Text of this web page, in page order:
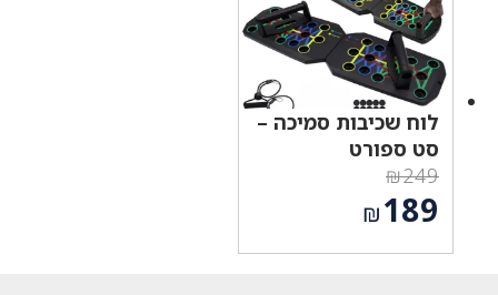
לוח שכיבות סמיכה –
סט ספורט
₪249
המחיר
המקורי
היה:
₪189